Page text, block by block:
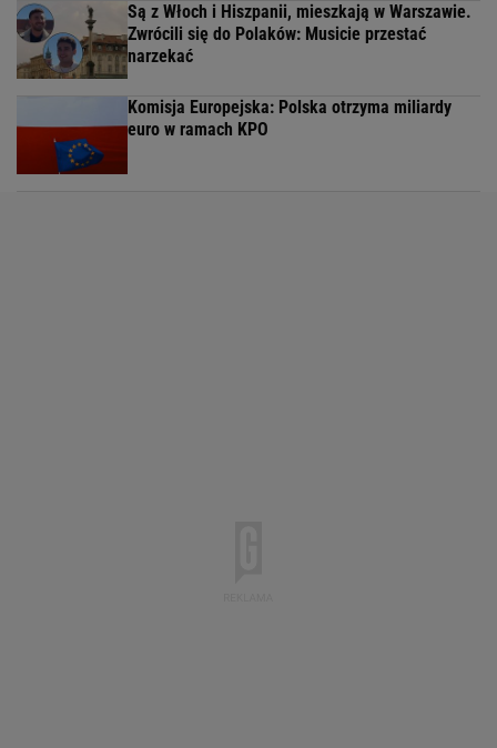
Są z Włoch i Hiszpanii, mieszkają w Warszawie.
Zwrócili się do Polaków: Musicie przestać
narzekać
Komisja Europejska: Polska otrzyma miliardy
euro w ramach KPO